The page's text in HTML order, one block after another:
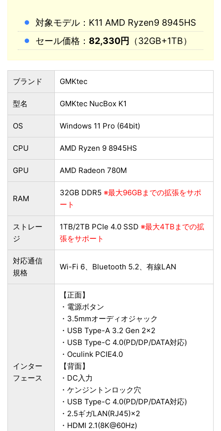
対象モデル：K11 AMD Ryzen9 8945HS
セール価格： 82,330円 （32GB+1TB）
ブランド GMKtec
型名 GMKtec NucBox K1
OS Windows 11 Pro (64bit)
CPU AMD Ryzen 9 8945HS
GPU AMD Radeon 780M
RAM
32GB DDR5 ※最大96GBまでの拡張をサポ
ート
ストレー
ジ
1TB/2TB PCIe 4.0 SSD ※最大4TBまでの拡
張をサポート
対応通信
規格
Wi-Fi 6、Bluetooth 5.2、有線LAN
インター
フェース
【正面】
・電源ボタン
・3.5mmオーディオジャック
・USB Type-A 3.2 Gen 2×2
・USB Type-C 4.0(PD/DP/DATA対応)
・Oculink PCIE4.0
【背面】
・DC入力
・ケンジントンロック穴
・USB Type-C 4.0(PD/DP/DATA対応)
・2.5ギガLAN(RJ45)×2
・HDMI 2.1(8K@60Hz)